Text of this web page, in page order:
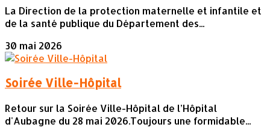
La Direction de la protection maternelle et infantile et
de la santé publique du Département des...
30 mai 2026
Soirée Ville-Hôpital
Retour sur la Soirée Ville-Hôpital de l’Hôpital
d'Aubagne du 28 mai 2026.Toujours une formidable...